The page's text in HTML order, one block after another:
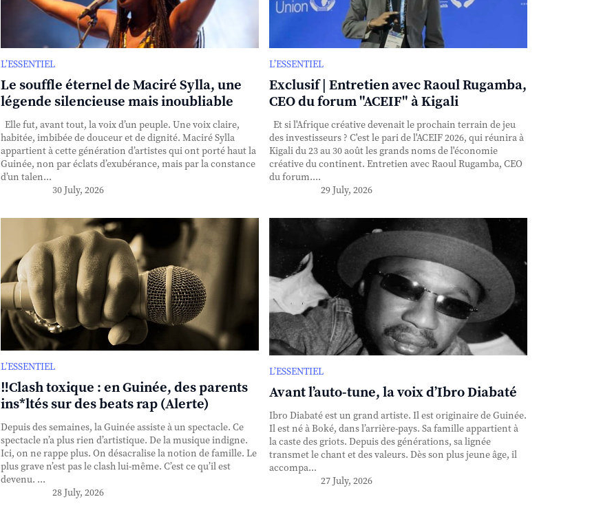
L’ESSENTIEL
Le souffle éternel de Maciré Sylla, une
légende silencieuse mais inoubliable
Elle fut, avant tout, la voix d’un peuple. Une voix claire,
habitée, imbibée de douceur et de dignité. Maciré Sylla
appartient à cette génération d’artistes qui ont porté haut la
Guinée, non par éclats d’exubérance, mais par la constance
d’un talen...
30 July, 2026
L’ESSENTIEL
Exclusif | Entretien avec Raoul Rugamba,
CEO du forum "ACEIF" à Kigali
Et si l'Afrique créative devenait le prochain terrain de jeu
des investisseurs ? C'est le pari de l'ACEIF 2026, qui réunira à
Kigali du 23 au 30 août les grands noms de l'économie
créative du continent. Entretien avec Raoul Rugamba, CEO
du forum....
29 July, 2026
L’ESSENTIEL
‼️Clash toxique : en Guinée, des parents
ins*ltés sur des beats rap (Alerte)
Depuis des semaines, la Guinée assiste à un spectacle. Ce
spectacle n’a plus rien d’artistique. De la musique indigne.
Ici, on ne rappe plus. On désacralise la notion de famille. Le
plus grave n’est pas le clash lui-même. C’est ce qu’il est
devenu. ...
28 July, 2026
L’ESSENTIEL
Avant l’auto-tune, la voix d’Ibro Diabaté
Ibro Diabaté est un grand artiste. Il est originaire de Guinée.
Il est né à Boké, dans l’arrière-pays. Sa famille appartient à
la caste des griots. Depuis des générations, sa lignée
transmet le chant et des valeurs. Dès son plus jeune âge, il
accompa...
27 July, 2026